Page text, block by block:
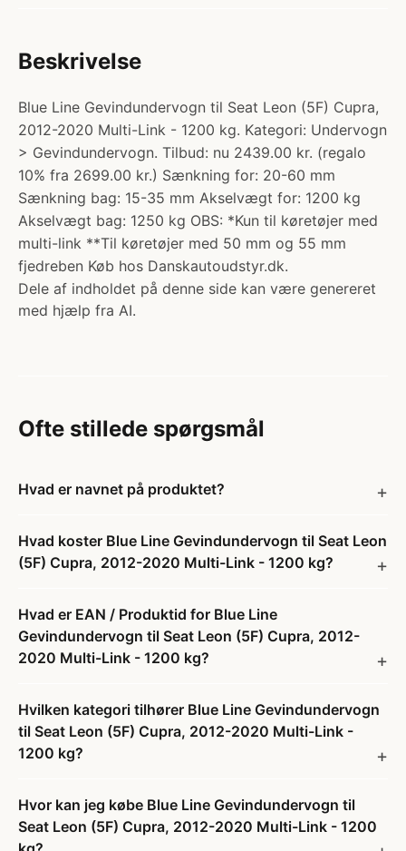
Beskrivelse
Blue Line Gevindundervogn til Seat Leon (5F) Cupra,
2012-2020 Multi-Link - 1200 kg. Kategori: Undervogn
> Gevindundervogn. Tilbud: nu 2439.00 kr. (regalo
10% fra 2699.00 kr.) Sænkning for: 20-60 mm
Sænkning bag: 15-35 mm Akselvægt for: 1200 kg
Akselvægt bag: 1250 kg OBS: *Kun til køretøjer med
multi-link **Til køretøjer med 50 mm og 55 mm
fjedreben Køb hos Danskautoudstyr.dk.
Dele af indholdet på denne side kan være genereret
med hjælp fra AI.
Ofte stillede spørgsmål
Hvad er navnet på produktet?
Hvad koster Blue Line Gevindundervogn til Seat Leon
(5F) Cupra, 2012-2020 Multi-Link - 1200 kg?
Hvad er EAN / Produktid for Blue Line
Gevindundervogn til Seat Leon (5F) Cupra, 2012-
2020 Multi-Link - 1200 kg?
Hvilken kategori tilhører Blue Line Gevindundervogn
til Seat Leon (5F) Cupra, 2012-2020 Multi-Link -
1200 kg?
Hvor kan jeg købe Blue Line Gevindundervogn til
Seat Leon (5F) Cupra, 2012-2020 Multi-Link - 1200